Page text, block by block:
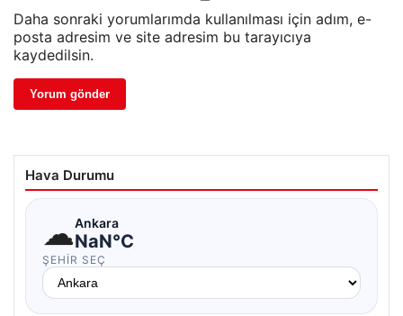
Daha sonraki yorumlarımda kullanılması için adım, e-
posta adresim ve site adresim bu tarayıcıya
kaydedilsin.
Hava Durumu
☁Ankara
NaN°C
ŞEHIR SEÇ